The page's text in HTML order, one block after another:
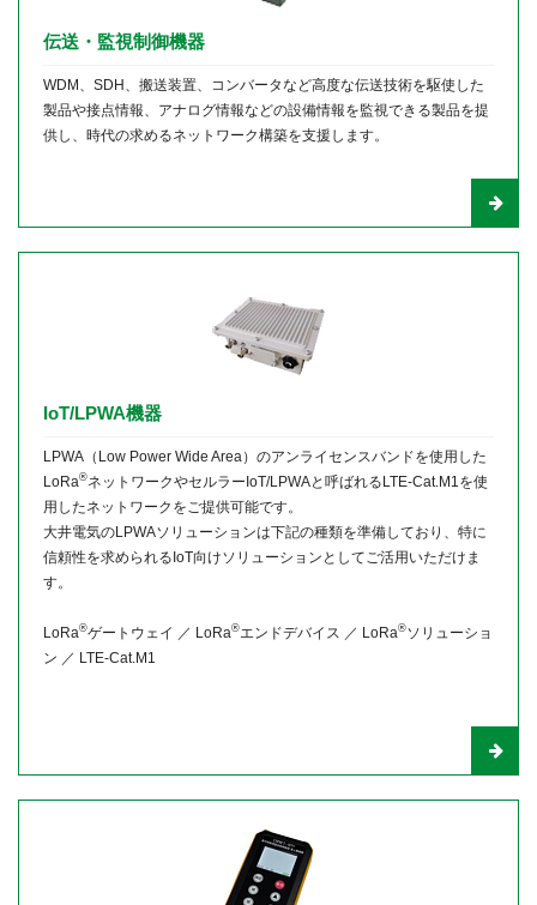
伝送・監視制御機器
WDM、SDH、搬送装置、コンバータなど高度な伝送技術を駆使した
製品や接点情報、アナログ情報などの設備情報を監視できる製品を提
供し、時代の求めるネットワーク構築を支援します。
IoT/LPWA機器
LPWA（Low Power Wide Area）のアンライセンスバンドを使用した
LoRa®ネットワークやセルラーIoT/LPWAと呼ばれるLTE-Cat.M1を使
用したネットワークをご提供可能です。
大井電気のLPWAソリューションは下記の種類を準備しており、特に
信頼性を求められるIoT向けソリューションとしてご活用いただけま
す。
LoRa®ゲートウェイ ／ LoRa®エンドデバイス ／ LoRa®ソリューショ
ン ／ LTE-Cat.M1